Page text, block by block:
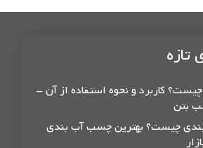
تازه
کاربرد و نحوه استفاده از آن –
بتن
چیست؟ بهترین چسب آب بندی